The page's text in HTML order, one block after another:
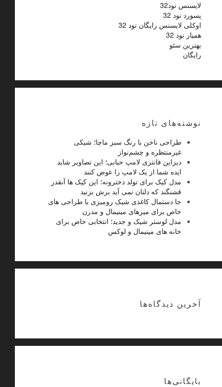
لایسنس نود32
پسورد نود 32
اوکلی لایسنس رایگان نود 32
همیار نود 32
بهترین سئو
رایگان
نوشته‌های تازه
طراحی ناخن با رنگ سبز ماچا؛ شیکی
غیرمنتظره و چشم‌نواز
دیزاین فانتزی لامپ حبابی؛ این تصاویر شاید
ایده شما از یک لامپ را عوض کنند
مدل کیک برای تولد دخترونه؛ این کیک ها آنقدر
قشنگند که دلتان نمی آید برش بزنید
جا دستمال کاغذی شیک رومیزی با طراحی های
خاص برای میزهای مینیمال و مدرن
مدل لوستر شیک و جدید؛ انتخابی خاص برای
خانه های مینیمال و لوکس
آخرین دیدگاه‌ها
بایگانی‌ها